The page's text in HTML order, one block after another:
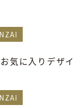
気に入りデザイ